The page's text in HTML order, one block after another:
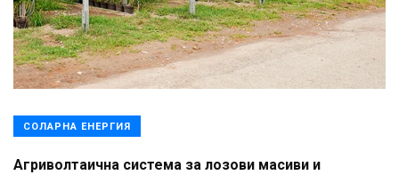
СОЛАРНА ЕНЕРГИЯ
Агриволтаична система за лозови масиви и